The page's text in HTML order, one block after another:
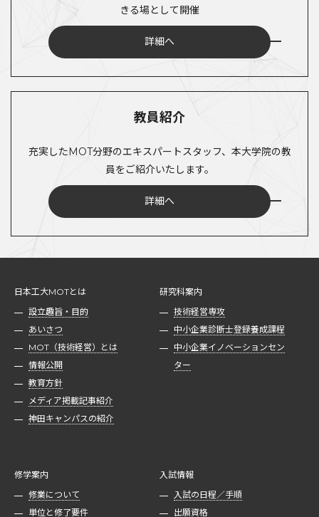
きる場として開催
詳細へ
教員紹介
充実したMOT分野のエキスパートスタッフ、本大学院の教
員をご紹介いたします。
詳細へ
日本工大MOTとは
設立趣旨・目的
あいさつ
MOT（技術経営）とは
情報公開
教育方針
メディア掲載記事紹介
神田キャンパスの紹介
研究科案内
技術経営専攻
中小企業診断士登録養成課程
中小企業イノベーションセン
ター
修学案内
修業について
単位と修了要件
入試情報
入試の日程／手順
出願資格